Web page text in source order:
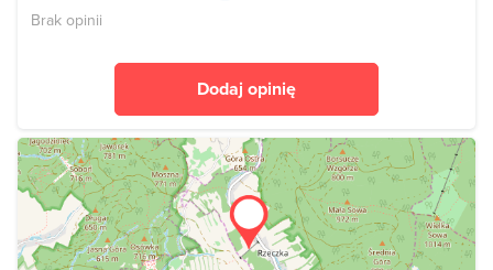
Brak opinii
Dodaj opinię